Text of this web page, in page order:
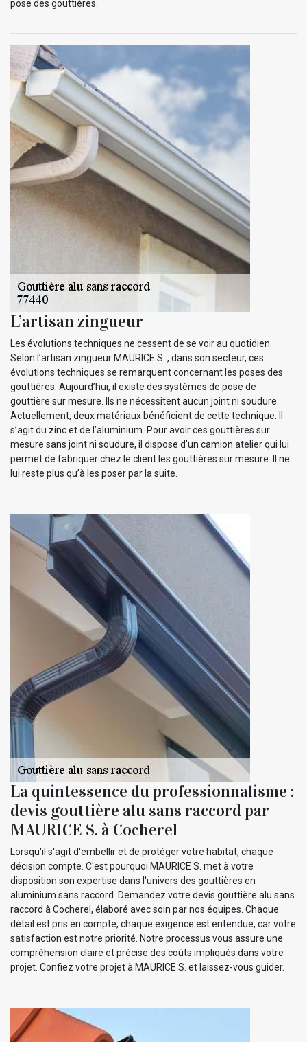
pose des gouttières.
L’artisan zingueur
Les évolutions techniques ne cessent de se voir au quotidien.
Selon l’artisan zingueur MAURICE S. , dans son secteur, ces
évolutions techniques se remarquent concernant les poses des
gouttières. Aujourd’hui, il existe des systèmes de pose de
gouttière sur mesure. Ils ne nécessitent aucun joint ni soudure.
Actuellement, deux matériaux bénéficient de cette technique. Il
s’agit du zinc et de l’aluminium. Pour avoir ces gouttières sur
mesure sans joint ni soudure, il dispose d’un camion atelier qui lui
permet de fabriquer chez le client les gouttières sur mesure. Il ne
lui reste plus qu’à les poser par la suite.
La quintessence du professionnalisme :
devis gouttière alu sans raccord par
MAURICE S. à Cocherel
Lorsqu'il s'agit d'embellir et de protéger votre habitat, chaque
décision compte. C'est pourquoi MAURICE S. met à votre
disposition son expertise dans l'univers des gouttières en
aluminium sans raccord. Demandez votre devis gouttière alu sans
raccord à Cocherel, élaboré avec soin par nos équipes. Chaque
détail est pris en compte, chaque exigence est entendue, car votre
satisfaction est notre priorité. Notre processus vous assure une
compréhension claire et précise des coûts impliqués dans votre
projet. Confiez votre projet à MAURICE S. et laissez-vous guider.